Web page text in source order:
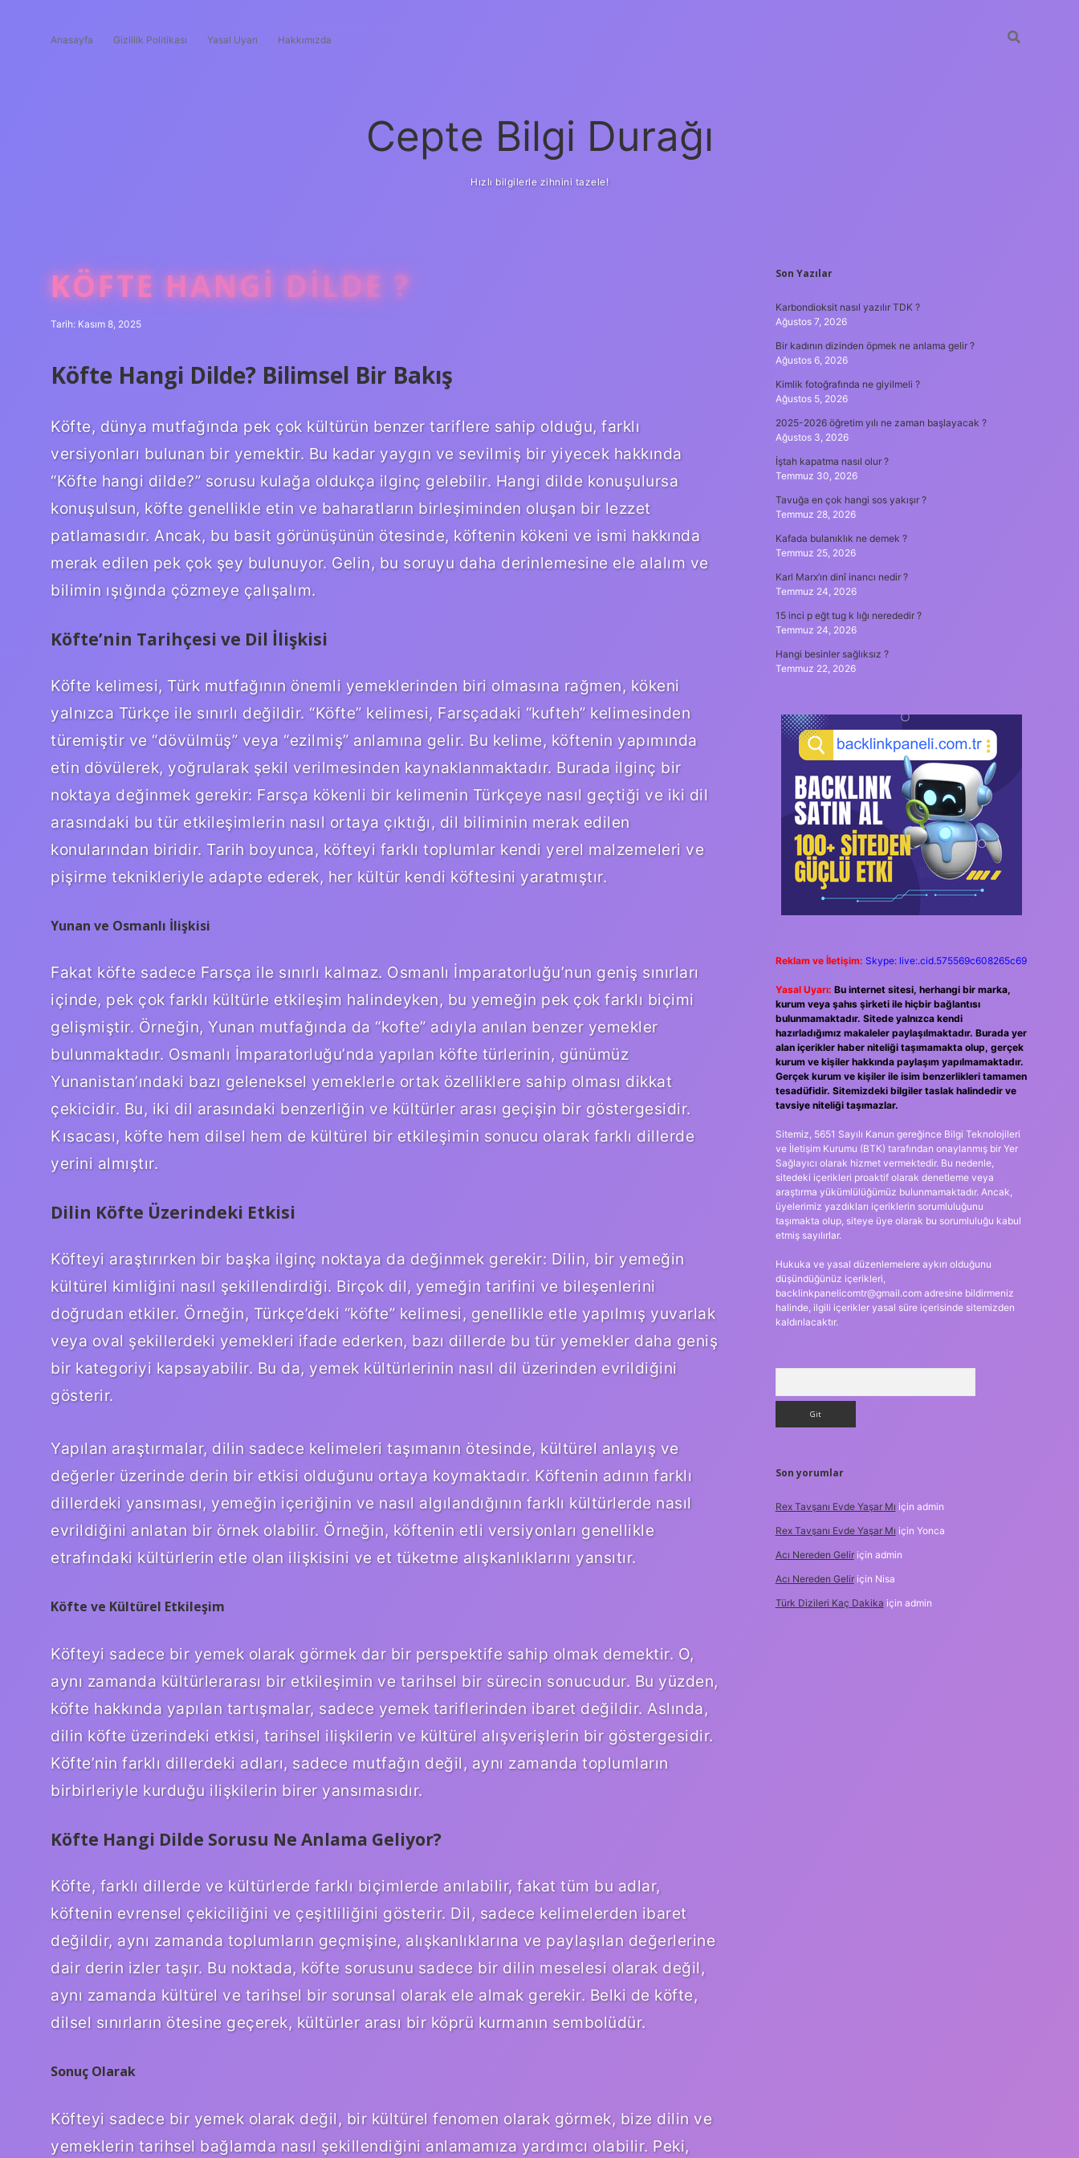
Anasayfa Gizlilik Politikası Yasal Uyarı Hakkımızda
Cepte Bilgi Durağı
Hızlı bilgilerle zihnini tazele!
KÖFTE HANGI DILDE ?
Tarih: Kasım 8, 2025
Köfte Hangi Dilde? Bilimsel Bir Bakış
Köfte, dünya mutfağında pek çok kültürün benzer tariflere sahip olduğu, farklı
versiyonları bulunan bir yemektir. Bu kadar yaygın ve sevilmiş bir yiyecek hakkında
“Köfte hangi dilde?” sorusu kulağa oldukça ilginç gelebilir. Hangi dilde konuşulursa
konuşulsun, köfte genellikle etin ve baharatların birleşiminden oluşan bir lezzet
patlamasıdır. Ancak, bu basit görünüşünün ötesinde, köftenin kökeni ve ismi hakkında
merak edilen pek çok şey bulunuyor. Gelin, bu soruyu daha derinlemesine ele alalım ve
bilimin ışığında çözmeye çalışalım.
Köfte’nin Tarihçesi ve Dil İlişkisi
Köfte kelimesi, Türk mutfağının önemli yemeklerinden biri olmasına rağmen, kökeni
yalnızca Türkçe ile sınırlı değildir. “Köfte” kelimesi, Farsçadaki “kufteh” kelimesinden
türemiştir ve “dövülmüş” veya “ezilmiş” anlamına gelir. Bu kelime, köftenin yapımında
etin dövülerek, yoğrularak şekil verilmesinden kaynaklanmaktadır. Burada ilginç bir
noktaya değinmek gerekir: Farsça kökenli bir kelimenin Türkçeye nasıl geçtiği ve iki dil
arasındaki bu tür etkileşimlerin nasıl ortaya çıktığı, dil biliminin merak edilen
konularından biridir. Tarih boyunca, köfteyi farklı toplumlar kendi yerel malzemeleri ve
pişirme teknikleriyle adapte ederek, her kültür kendi köftesini yaratmıştır.
Yunan ve Osmanlı İlişkisi
Fakat köfte sadece Farsça ile sınırlı kalmaz. Osmanlı İmparatorluğu’nun geniş sınırları
içinde, pek çok farklı kültürle etkileşim halindeyken, bu yemeğin pek çok farklı biçimi
gelişmiştir. Örneğin, Yunan mutfağında da “kofte” adıyla anılan benzer yemekler
bulunmaktadır. Osmanlı İmparatorluğu’nda yapılan köfte türlerinin, günümüz
Yunanistan’ındaki bazı geleneksel yemeklerle ortak özelliklere sahip olması dikkat
çekicidir. Bu, iki dil arasındaki benzerliğin ve kültürler arası geçişin bir göstergesidir.
Kısacası, köfte hem dilsel hem de kültürel bir etkileşimin sonucu olarak farklı dillerde
yerini almıştır.
Dilin Köfte Üzerindeki Etkisi
Köfteyi araştırırken bir başka ilginç noktaya da değinmek gerekir: Dilin, bir yemeğin
kültürel kimliğini nasıl şekillendirdiği. Birçok dil, yemeğin tarifini ve bileşenlerini
doğrudan etkiler. Örneğin, Türkçe’deki “köfte” kelimesi, genellikle etle yapılmış yuvarlak
veya oval şekillerdeki yemekleri ifade ederken, bazı dillerde bu tür yemekler daha geniş
bir kategoriyi kapsayabilir. Bu da, yemek kültürlerinin nasıl dil üzerinden evrildiğini
gösterir.
Yapılan araştırmalar, dilin sadece kelimeleri taşımanın ötesinde, kültürel anlayış ve
değerler üzerinde derin bir etkisi olduğunu ortaya koymaktadır. Köftenin adının farklı
dillerdeki yansıması, yemeğin içeriğinin ve nasıl algılandığının farklı kültürlerde nasıl
evrildiğini anlatan bir örnek olabilir. Örneğin, köftenin etli versiyonları genellikle
etrafındaki kültürlerin etle olan ilişkisini ve et tüketme alışkanlıklarını yansıtır.
Köfte ve Kültürel Etkileşim
Köfteyi sadece bir yemek olarak görmek dar bir perspektife sahip olmak demektir. O,
aynı zamanda kültürlerarası bir etkileşimin ve tarihsel bir sürecin sonucudur. Bu yüzden,
köfte hakkında yapılan tartışmalar, sadece yemek tariflerinden ibaret değildir. Aslında,
dilin köfte üzerindeki etkisi, tarihsel ilişkilerin ve kültürel alışverişlerin bir göstergesidir.
Köfte’nin farklı dillerdeki adları, sadece mutfağın değil, aynı zamanda toplumların
birbirleriyle kurduğu ilişkilerin birer yansımasıdır.
Köfte Hangi Dilde Sorusu Ne Anlama Geliyor?
Köfte, farklı dillerde ve kültürlerde farklı biçimlerde anılabilir, fakat tüm bu adlar,
köftenin evrensel çekiciliğini ve çeşitliliğini gösterir. Dil, sadece kelimelerden ibaret
değildir, aynı zamanda toplumların geçmişine, alışkanlıklarına ve paylaşılan değerlerine
dair derin izler taşır. Bu noktada, köfte sorusunu sadece bir dilin meselesi olarak değil,
aynı zamanda kültürel ve tarihsel bir sorunsal olarak ele almak gerekir. Belki de köfte,
dilsel sınırların ötesine geçerek, kültürler arası bir köprü kurmanın sembolüdür.
Sonuç Olarak
Köfteyi sadece bir yemek olarak değil, bir kültürel fenomen olarak görmek, bize dilin ve
yemeklerin tarihsel bağlamda nasıl şekillendiğini anlamamıza yardımcı olabilir. Peki,
SIDEBAR
Son Yazılar
Karbondioksit nasıl yazılır TDK ?
Ağustos 7, 2026
Bir kadının dizinden öpmek ne anlama gelir ?
Ağustos 6, 2026
Kimlik fotoğrafında ne giyilmeli ?
Ağustos 5, 2026
2025-2026 öğretim yılı ne zaman başlayacak ?
Ağustos 3, 2026
İştah kapatma nasıl olur ?
Temmuz 30, 2026
Tavuğa en çok hangi sos yakışır ?
Temmuz 28, 2026
Kafada bulanıklık ne demek ?
Temmuz 25, 2026
Karl Marx’ın dinî inancı nedir ?
Temmuz 24, 2026
15 inci p eğt tug k lığı nerededir ?
Temmuz 24, 2026
Hangi besinler sağlıksız ?
Temmuz 22, 2026
Reklam ve İletişim: Skype: live:.cid.575569c608265c69
Yasal Uyarı: Bu internet sitesi, herhangi bir marka,
kurum veya şahıs şirketi ile hiçbir bağlantısı
bulunmamaktadır. Sitede yalnızca kendi
hazırladığımız makaleler paylaşılmaktadır. Burada yer
alan içerikler haber niteliği taşımamakta olup, gerçek
kurum ve kişiler hakkında paylaşım yapılmamaktadır.
Gerçek kurum ve kişiler ile isim benzerlikleri tamamen
tesadüfidir. Sitemizdeki bilgiler taslak halindedir ve
tavsiye niteliği taşımazlar.
Sitemiz, 5651 Sayılı Kanun gereğince Bilgi Teknolojileri
ve İletişim Kurumu (BTK) tarafından onaylanmış bir Yer
Sağlayıcı olarak hizmet vermektedir. Bu nedenle,
sitedeki içerikleri proaktif olarak denetleme veya
araştırma yükümlülüğümüz bulunmamaktadır. Ancak,
üyelerimiz yazdıkları içeriklerin sorumluluğunu
taşımakta olup, siteye üye olarak bu sorumluluğu kabul
etmiş sayılırlar.
Hukuka ve yasal düzenlemelere aykırı olduğunu
düşündüğünüz içerikleri,
backlinkpanelicomtr@gmail.comadresine bildirmeniz
halinde, ilgili içerikler yasal süre içerisinde sitemizden
kaldırılacaktır.
Son yorumlar
Rex Tavşanı Evde Yaşar Mı için admin
Rex Tavşanı Evde Yaşar Mı için Yonca
Acı Nereden Geliriçin admin
Acı Nereden Geliriçin Nisa
Türk Dizileri Kaç Dakika için admin